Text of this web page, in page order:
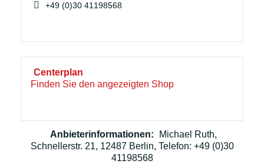
+49 (0)30 41198568
Centerplan
Finden Sie den angezeigten Shop
Anbieterinformationen:
Michael Ruth,
Schnellerstr. 21, 12487 Berlin, Telefon: +49 (0)30
41198568